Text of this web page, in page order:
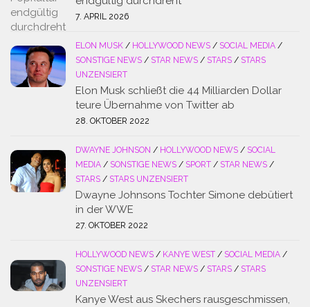
7. APRIL 2026
ELON MUSK / HOLLYWOOD NEWS / SOCIAL MEDIA /
SONSTIGE NEWS / STAR NEWS / STARS / STARS
UNZENSIERT
Elon Musk schließt die 44 Milliarden Dollar
teure Übernahme von Twitter ab
28. OKTOBER 2022
DWAYNE JOHNSON / HOLLYWOOD NEWS / SOCIAL
MEDIA / SONSTIGE NEWS / SPORT / STAR NEWS /
STARS / STARS UNZENSIERT
Dwayne Johnsons Tochter Simone debütiert
in der WWE
27. OKTOBER 2022
HOLLYWOOD NEWS / KANYE WEST / SOCIAL MEDIA /
SONSTIGE NEWS / STAR NEWS / STARS / STARS
UNZENSIERT
Kanye West aus Skechers rausgeschmissen,